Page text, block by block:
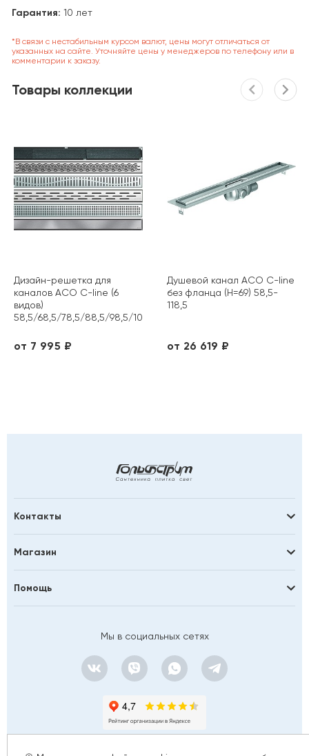
Гарантия: 10 лет
*В связи с нестабильным курсом валют, цены могут отличаться от
указанных на сайте. Уточняйте цены у менеджеров по телефону или в
комментарии к заказу.
Товары коллекции
Дизайн-решетка для
каналов ACO C-line (6
видов)
58,5/68,5/78,5/88,5/98,5/108,5/118,5
от 7 995 ₽
Душевой канал ACO C-line
без фланца (H=69) 58,5-
118,5
от 26 619 ₽
Контакты
Магазин
Помощь
Мы в социальных сетях